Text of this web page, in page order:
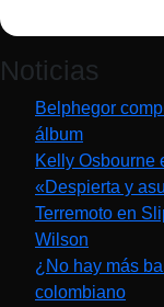
Noticias
Belphegor
álbum
Kelly Osbourne
«Despierta y
Terremoto en
Wilson
¿No hay más
colombiano